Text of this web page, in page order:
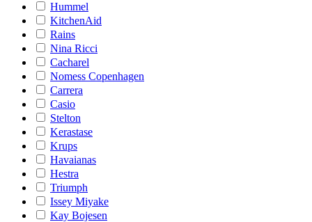
Hummel
KitchenAid
Rains
Nina Ricci
Cacharel
Nomess Copenhagen
Carrera
Casio
Stelton
Kerastase
Krups
Havaianas
Hestra
Triumph
Issey Miyake
Kay Bojesen